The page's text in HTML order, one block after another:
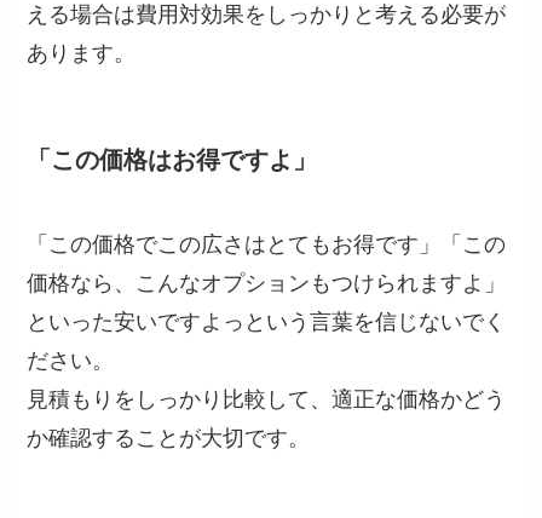
える場合は費用対効果をしっかりと考える必要が
あります。
「この価格はお得ですよ」
「この価格でこの広さはとてもお得です」「この
価格なら、こんなオプションもつけられますよ」
といった安いですよっという言葉を信じないでく
ださい。
見積もりをしっかり比較して、適正な価格かどう
か確認することが大切です。